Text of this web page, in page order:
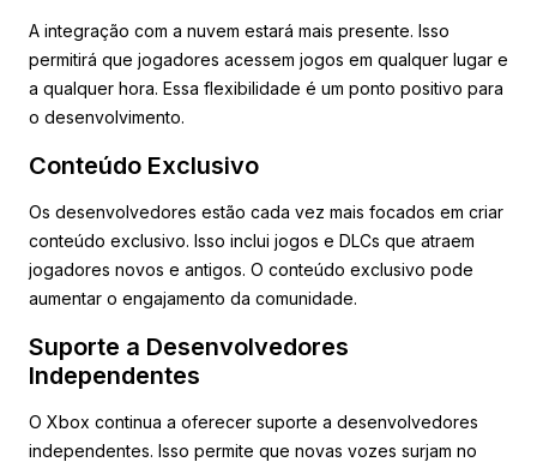
A integração com a nuvem estará mais presente. Isso
permitirá que jogadores acessem jogos em qualquer lugar e
a qualquer hora. Essa flexibilidade é um ponto positivo para
o desenvolvimento.
Conteúdo Exclusivo
Os desenvolvedores estão cada vez mais focados em criar
conteúdo exclusivo. Isso inclui jogos e DLCs que atraem
jogadores novos e antigos. O conteúdo exclusivo pode
aumentar o engajamento da comunidade.
Suporte a Desenvolvedores
Independentes
O Xbox continua a oferecer suporte a desenvolvedores
independentes. Isso permite que novas vozes surjam no